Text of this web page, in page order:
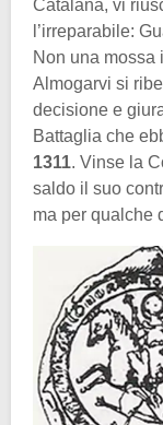
Catalana, vi
l’irreparabile:
Non una mossa
Almogarvi si
decisione e
Battaglia che
1311. Vinse la
saldo il suo
ma per qualche